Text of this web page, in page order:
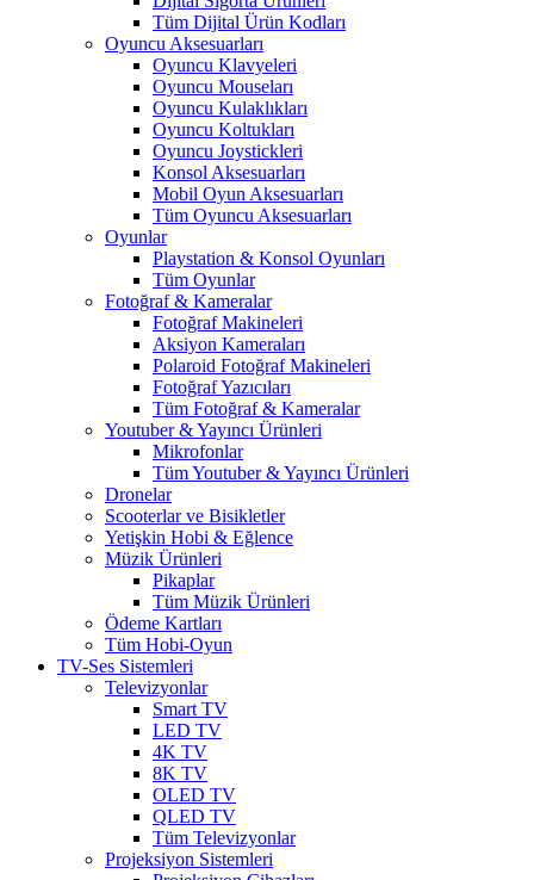
Tüm Dijital Ürün Kodları
Oyuncu Aksesuarları
Oyuncu Klavyeleri
Oyuncu Mouseları
Oyuncu Kulaklıkları
Oyuncu Koltukları
Oyuncu Joystickleri
Konsol Aksesuarları
Mobil Oyun Aksesuarları
Tüm Oyuncu Aksesuarları
Oyunlar
Playstation & Konsol Oyunları
Tüm Oyunlar
Fotoğraf & Kameralar
Fotoğraf Makineleri
Aksiyon Kameraları
Polaroid Fotoğraf Makineleri
Fotoğraf Yazıcıları
Tüm Fotoğraf & Kameralar
Youtuber & Yayıncı Ürünleri
Mikrofonlar
Tüm Youtuber & Yayıncı Ürünleri
Dronelar
Scooterlar ve Bisikletler
Yetişkin Hobi & Eğlence
Müzik Ürünleri
Pikaplar
Tüm Müzik Ürünleri
Ödeme Kartları
Tüm Hobi-Oyun
TV-Ses Sistemleri
Televizyonlar
Smart TV
LED TV
4K TV
8K TV
OLED TV
QLED TV
Tüm Televizyonlar
Projeksiyon Sistemleri